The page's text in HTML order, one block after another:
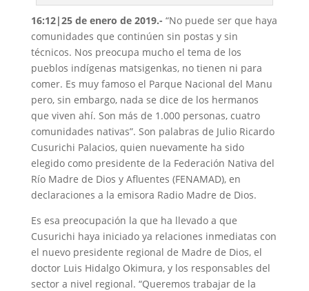
16:12|25 de enero de 2019.- “No puede ser que haya
comunidades que continúen sin postas y sin
técnicos. Nos preocupa mucho el tema de los
pueblos indígenas matsigenkas, no tienen ni para
comer. Es muy famoso el Parque Nacional del Manu
pero, sin embargo, nada se dice de los hermanos
que viven ahí. Son más de 1.000 personas, cuatro
comunidades nativas”. Son palabras de Julio Ricardo
Cusurichi Palacios, quien nuevamente ha sido
elegido como presidente de la Federación Nativa del
Río Madre de Dios y Afluentes (FENAMAD), en
declaraciones a la emisora Radio Madre de Dios.
Es esa preocupación la que ha llevado a que
Cusurichi haya iniciado ya relaciones inmediatas con
el nuevo presidente regional de Madre de Dios, el
doctor Luis Hidalgo Okimura, y los responsables del
sector a nivel regional. “Queremos trabajar de la